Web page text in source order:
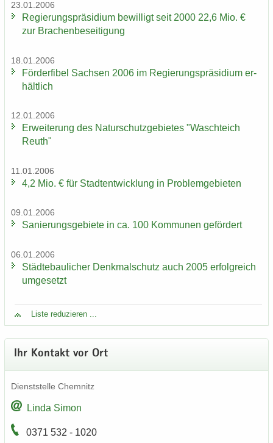
23.01.2006
Re­gie­rungs­prä­si­di­um be­wil­ligt seit 2000 22,6 Mio. €
zur Bra­chen­be­sei­ti­gung
18.01.2006
För­der­fi­bel Sach­sen 2006 im Re­gie­rungs­prä­si­di­um er­
hält­lich
12.01.2006
Er­wei­te­rung des Na­tur­schutz­ge­bie­tes "Wasch­teich
Reuth"
11.01.2006
4,2 Mio. € für Stadt­ent­wick­lung in Pro­blem­ge­bie­ten
09.01.2006
Sa­nie­rungs­ge­bie­te in ca. 100 Kom­mu­nen ge­för­dert
06.01.2006
Städ­te­bau­li­cher Denk­mal­schutz auch 2005 er­folg­reich
um­ge­setzt
Liste re­du­zie­ren ...
Ihr Kon­takt vor Ort
Dienst­stel­le Chem­nitz
Linda Simon
0371 532 - 1020